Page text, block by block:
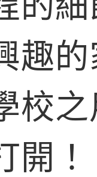
趣
校
開！